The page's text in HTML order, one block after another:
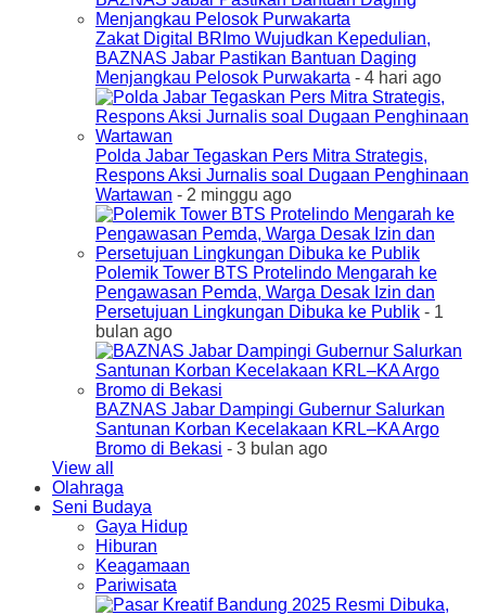
Zakat Digital BRImo Wujudkan Kepedulian,
BAZNAS Jabar Pastikan Bantuan Daging
Menjangkau Pelosok Purwakarta - 4 hari ago
Polda Jabar Tegaskan Pers Mitra Strategis,
Respons Aksi Jurnalis soal Dugaan Penghinaan
Wartawan - 2 minggu ago
Polemik Tower BTS Protelindo Mengarah ke
Pengawasan Pemda, Warga Desak Izin dan
Persetujuan Lingkungan Dibuka ke Publik - 1
bulan ago
BAZNAS Jabar Dampingi Gubernur Salurkan
Santunan Korban Kecelakaan KRL–KA Argo
Bromo di Bekasi - 3 bulan ago
View all
Olahraga
Seni Budaya
Gaya Hidup
Hiburan
Keagamaan
Pariwisata